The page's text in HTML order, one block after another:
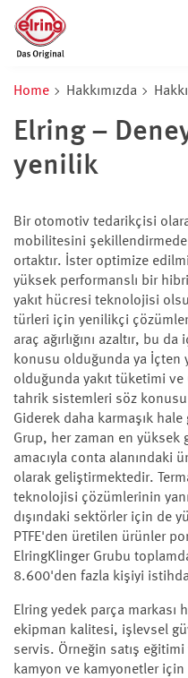
Home Hakkımızda
Elring –
yenilik
Bir otomotiv tedarikçisi
mobilitesini
ortaktır. İster optimize
yüksek performanslı bir
yakıt hücresi teknolojisi
türleri için yenilikçi
araç ağırlığını azaltır, bu
konusu olduğunda ya İçten
olduğunda yakıt tüketimi ve
tahrik sistemleri söz konusu
Giderek daha karmaşık
Grup, her zaman en yüksek
amacıyla conta alanındaki
olarak geliştirmektedir.
teknolojisi çözümlerinin
dışındaki sektörler için de
PTFE'den üretilen ürünler
ElringKlinger Grubu
8.600'den fazla kişiyi
Elring yedek parça
ekipman kalitesi, işlevsel
servis. Örneğin satış
kamyon ve kamyonetler